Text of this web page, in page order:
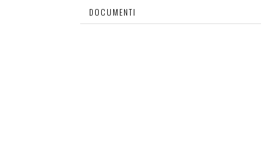
DOCUMENTI